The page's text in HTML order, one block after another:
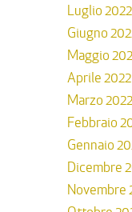
Luglio 2022
Giugno
Maggio
Aprile 2022
Marzo 2022
Febbraio
Gennaio
Dicembre
Novembre